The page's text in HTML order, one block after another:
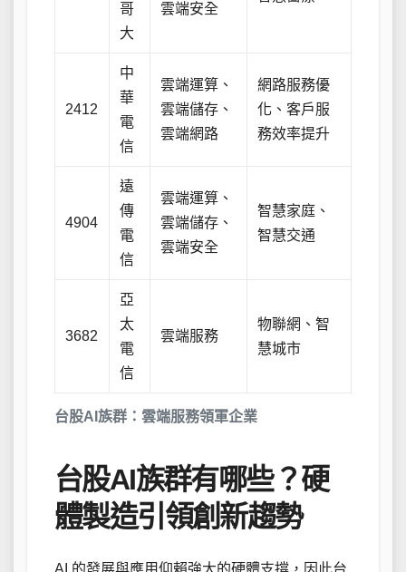
台股AI族群：雲端服務領軍企業
哥
大
雲端安全
2412
中
華
電
信
雲端運算、
雲端儲存、
雲端網路
網路服務優
化、客戶服
務效率提升
4904
遠
傳
電
信
雲端運算、
雲端儲存、
雲端安全
智慧家庭、
智慧交通
3682
亞
太
電
信
雲端服務
物聯網、智
慧城市
台股AI族群有哪些？硬
體製造引領創新趨勢
AI 的發展與應用仰賴強大的硬體支撐，因此台